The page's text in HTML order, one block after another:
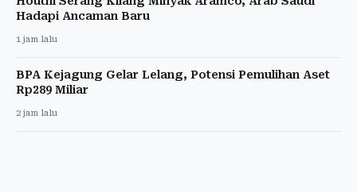
Hadapi Ancaman Baru
1 jam lalu
BPA Kejagung Gelar Lelang, Potensi Pemulihan Aset
Rp289 Miliar
2 jam lalu